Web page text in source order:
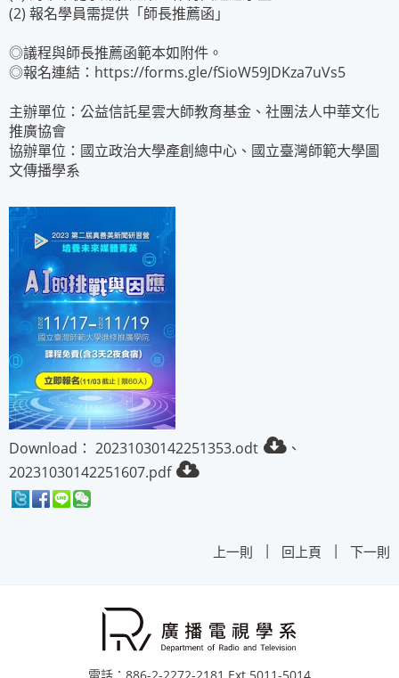
(2) 報名學員需提供「師長推薦函」
◎議程與師長推薦函範本如附件。
◎報名連結：https://forms.gle/fSioW59JDKza7uVs5
主辦單位：公益信託星雲大師教育基金、社團法人中華文化
推廣協會
協辦單位：國立政治大學產創總中心、國立臺灣師範大學圖
文傳播學系
Download： 20231030142251353.odt
、
20231030142251607.pdf
上一則 | 回上頁 | 下一則